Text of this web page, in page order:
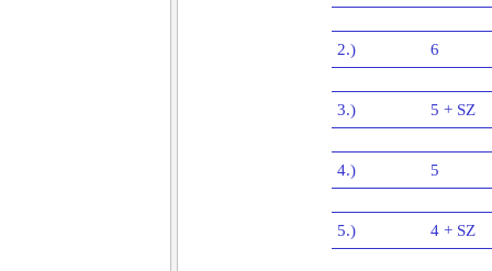
2.) 6
3.) 5 + SZ
4.) 5
5.) 4 + SZ